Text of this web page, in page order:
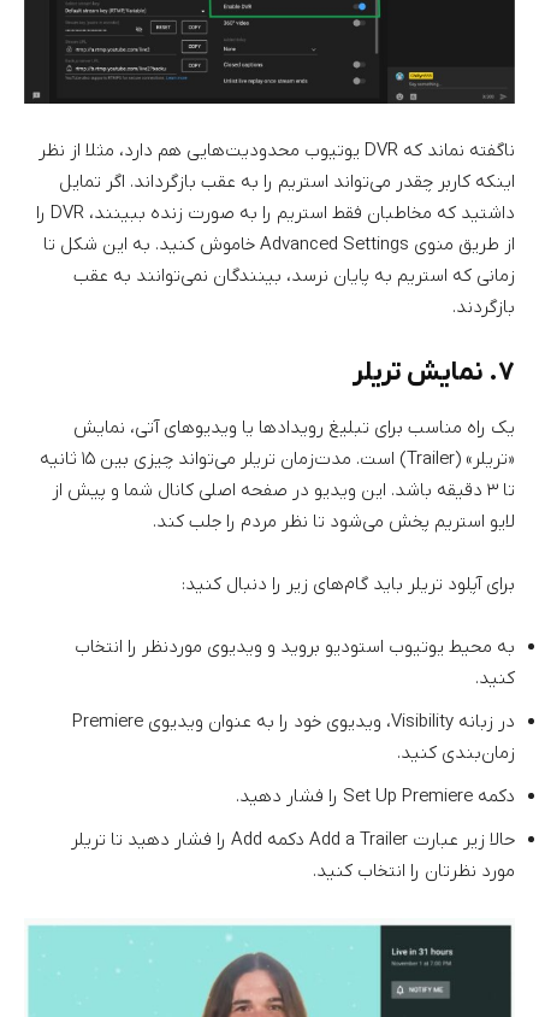
ناگفته نماند که DVR یوتیوب محدودیت‌هایی هم دارد، مثلا از نظر
اینکه کاربر چقدر می‌تواند استریم را به عقب بازگرداند. اگر تمایل
داشتید که مخاطبان فقط استریم را به صورت زنده ببینند، DVR را
از طریق منوی Advanced Settings خاموش کنید. به این شکل تا
زمانی که استریم به پایان نرسد، بینندگان نمی‌توانند به عقب
بازگردند.
۷. نمایش تریلر
یک راه مناسب برای تبلیغ رویدادها یا ویدیوهای آتی، نمایش
«تریلر» (Trailer) است. مدت‌زمان تریلر می‌تواند چیزی بین ۱۵ ثانیه
تا ۳ دقیقه باشد. این ویدیو در صفحه اصلی کانال شما و پیش از
لایو استریم پخش می‌شود تا نظر مردم را جلب کند.
برای آپلود تریلر باید گام‌های زیر را دنبال کنید:
به محیط یوتیوب استودیو بروید و ویدیوی موردنظر را انتخاب
کنید.
در زبانه Visibility، ویدیوی خود را به عنوان ویدیوی Premiere
زمان‌بندی کنید.
دکمه Set Up Premiere را فشار دهید.
حالا زیر عبارت Add a Trailer دکمه Add را فشار دهید تا تریلر
مورد نظرتان را انتخاب کنید.